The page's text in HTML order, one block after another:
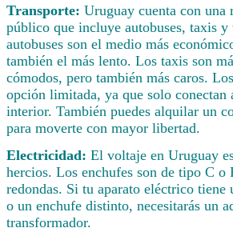
Transporte: Uruguay cuenta con una
público que incluye autobuses, taxis y
autobuses son el medio más
también el más lento. Los taxis son
cómodos, pero también más caros.
opción limitada, ya que solo conectan
interior. También puedes alquilar un
para moverte con mayor libertad.
Electricidad: El voltaje en Uruguay
hercios. Los enchufes son de tipo C o
redondas. Si tu aparato eléctrico
o un enchufe distinto, necesitarás un
transformador.